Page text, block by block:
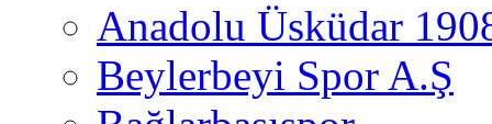
Anadolu Üsküdar
Beylerbeyi Spor A.Ş